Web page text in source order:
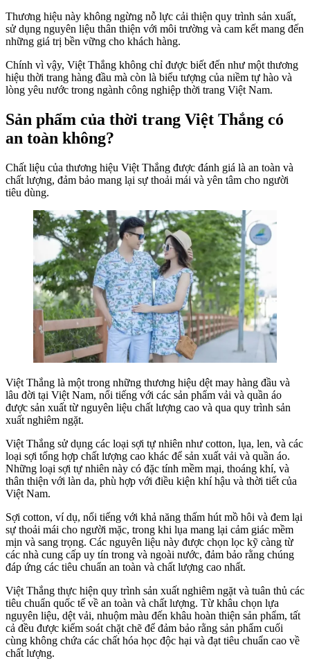
Thương hiệu này không ngừng nỗ lực cải thiện quy trình sản xuất,
sử dụng nguyên liệu thân thiện với môi trường và cam kết mang đến
những giá trị bền vững cho khách hàng.
Chính vì vậy, Việt Thắng không chỉ được biết đến như một thương
hiệu thời trang hàng đầu mà còn là biểu tượng của niềm tự hào và
lòng yêu nước trong ngành công nghiệp thời trang Việt Nam.
Sản phẩm của thời trang Việt Thắng có
an toàn không?
Chất liệu của thương hiệu Việt Thắng được đánh giá là an toàn và
chất lượng, đảm bảo mang lại sự thoải mái và yên tâm cho người
tiêu dùng.
Việt Thắng là một trong những thương hiệu dệt may hàng đầu và
lâu đời tại Việt Nam, nổi tiếng với các sản phẩm vải và quần áo
được sản xuất từ nguyên liệu chất lượng cao và qua quy trình sản
xuất nghiêm ngặt.
Việt Thắng sử dụng các loại sợi tự nhiên như cotton, lụa, len, và các
loại sợi tổng hợp chất lượng cao khác để sản xuất vải và quần áo.
Những loại sợi tự nhiên này có đặc tính mềm mại, thoáng khí, và
thân thiện với làn da, phù hợp với điều kiện khí hậu và thời tiết của
Việt Nam.
Sợi cotton, ví dụ, nổi tiếng với khả năng thấm hút mồ hôi và đem lại
sự thoải mái cho người mặc, trong khi lụa mang lại cảm giác mềm
mịn và sang trọng. Các nguyên liệu này được chọn lọc kỹ càng từ
các nhà cung cấp uy tín trong và ngoài nước, đảm bảo rằng chúng
đáp ứng các tiêu chuẩn an toàn và chất lượng cao nhất.
Việt Thắng thực hiện quy trình sản xuất nghiêm ngặt và tuân thủ các
tiêu chuẩn quốc tế về an toàn và chất lượng. Từ khâu chọn lựa
nguyên liệu, dệt vải, nhuộm màu đến khâu hoàn thiện sản phẩm, tất
cả đều được kiểm soát chặt chẽ để đảm bảo rằng sản phẩm cuối
cùng không chứa các chất hóa học độc hại và đạt tiêu chuẩn cao về
chất lượng.